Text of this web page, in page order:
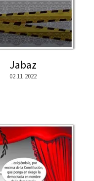
Jabaz
02.11.2022